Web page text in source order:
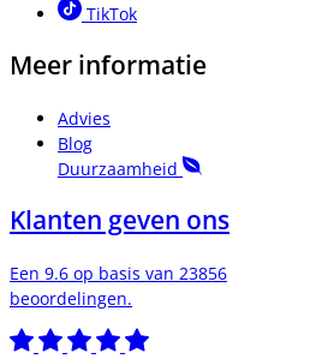
TikTok
Meer informatie
Advies
Blog
Duurzaamheid
Klanten geven ons
Een 9.6 op basis van 23856
beoordelingen.